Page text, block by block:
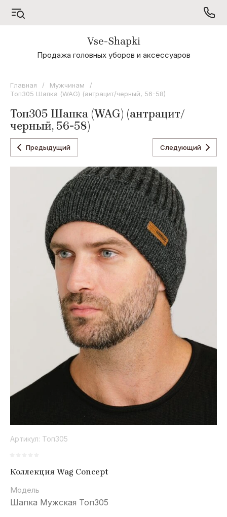
А - Я
Odyssey
Oxygon
Коллекция
Flamenco
Коллекция
Коллекция
Concept
Коллекция
Belleza
Vse-Shapki
Продажа головных уборов и аксессуаров
Главная / Мужчинам
/
Топ305 Шапка (WAG) (антрацит/черный, 56-58)
Топ305 Шапка (WAG) (антрацит/
черный, 56-58)
Предыдущий Следующий
Артикул: Топ305
Коллекция Wag Concept
Модель
Шапка Мужская Топ305